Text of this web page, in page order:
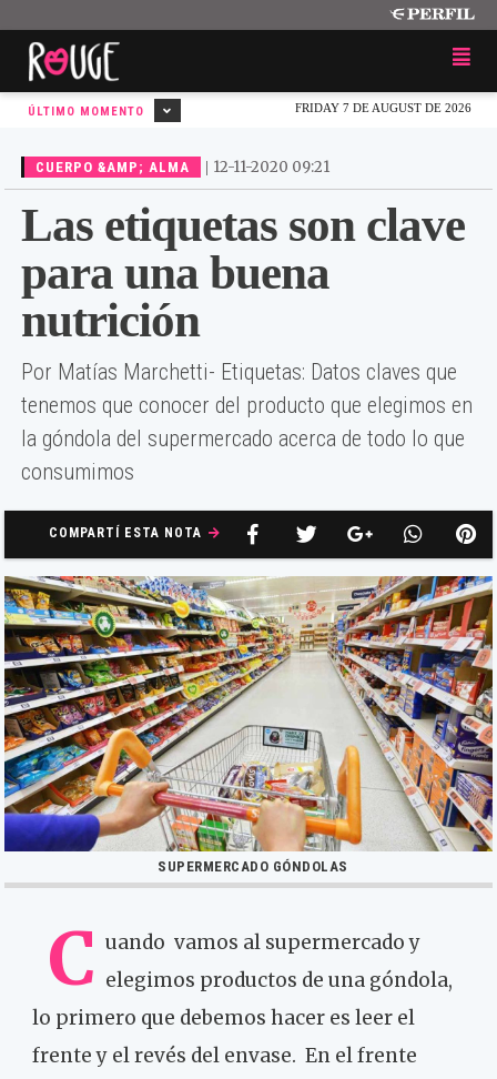
FRIDAY 7 DE AUGUST DE 2026
ÚLTIMO MOMENTO
CUERPO &AMP; ALMA | 12-11-2020 09:21
Las etiquetas son clave
para una buena
nutrición
Por Matías Marchetti- Etiquetas: Datos claves que
tenemos que conocer del producto que elegimos en
la góndola del supermercado acerca de todo lo que
consumimos
COMPARTÍ ESTA NOTA
SUPERMERCADO GÓNDOLAS
C uando vamos al supermercado y
elegimos productos de una góndola,
lo primero que debemos hacer es leer el
frente y el revés del envase. En el frente